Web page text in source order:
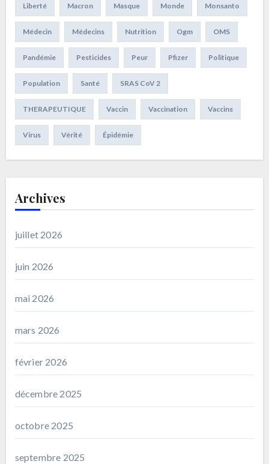
Liberté Macron Masque Monde Monsanto
Médecin Médecins Nutrition Ogm OMS
Pandémie Pesticides Peur Pfizer Politique
Population Santé SRAS CoV 2
THERAPEUTIQUE Vaccin Vaccination Vaccins
Virus Vérité Épidémie
Archives
juillet 2026
juin 2026
mai 2026
mars 2026
février 2026
décembre 2025
octobre 2025
septembre 2025